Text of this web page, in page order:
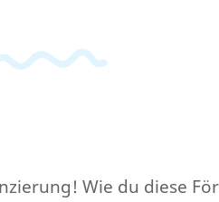
Wie du diese